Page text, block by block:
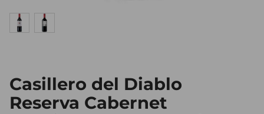
Casillero del Diablo
Reserva Cabernet